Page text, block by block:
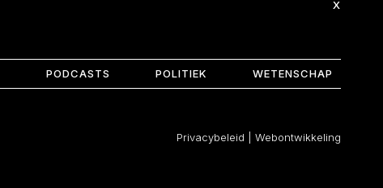
X
PODCASTS POLITIEK WETENSCHAP
Privacybeleid Webontwikkeling